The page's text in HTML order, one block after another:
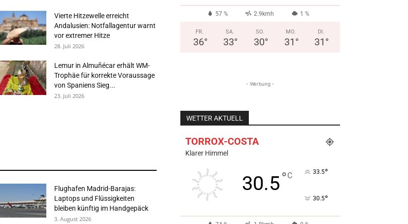
Vierte Hitzewelle erreicht
Andalusien: Notfallagentur warnt
vor extremer Hitze
28. Juli 2026
Lemur in Almuñécar erhält WM-
Trophäe für korrekte Voraussage
von Spaniens Sieg...
23. Juli 2026
Flughafen Madrid-Barajas:
Laptops und Flüssigkeiten
bleiben künftig im Handgepäck
3. August 2026
57 % 2.9kmh 1 %
FR.
36°
SA.
33°
SO.
30°
MO.
31 °
DI.
31 °
- Werbung -
WETTER AKTUELL
TORROX-COSTA
Klarer Himmel
30.5°C 33.5°
30.5°